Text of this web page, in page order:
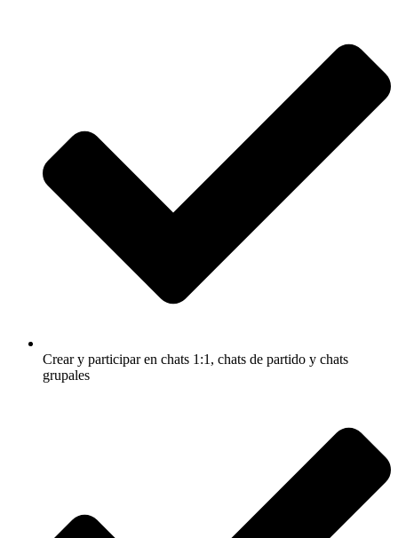
Crear y participar en chats 1:1, chats de partido y chats
grupales